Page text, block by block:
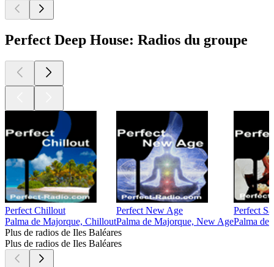
Perfect Deep House: Radios du groupe
Perfect Chillout
Palma de Majorque, Chillout
Perfect New Age
Palma de Majorque, New Age
Perfect
Palma de
Plus de radios de Iles Baléares
Plus de radios de Iles Baléares